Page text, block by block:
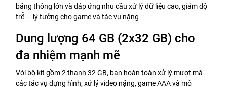
băng thông lớn và đáp ứng nhu cầu xử lý dữ liệu cao, giảm độ
trễ — lý tưởng cho game và tác vụ nặng
Dung lượng 64 GB (2x32 GB) cho
đa nhiệm mạnh mẽ
Với bộ kit gồm 2 thanh 32 GB, bạn hoàn toàn xử lý mượt mà
các tác vụ dựng hình, xử lý video nặng, game AAA và mô